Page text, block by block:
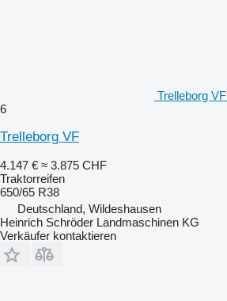
Trelleborg
6
Trelleborg VF
4.147 € ≈ 3.875 CHF
Traktorreifen
650/65 R38
Deutschland, Wildeshausen
Heinrich Schröder Landmaschinen KG
Verkäufer kontaktieren